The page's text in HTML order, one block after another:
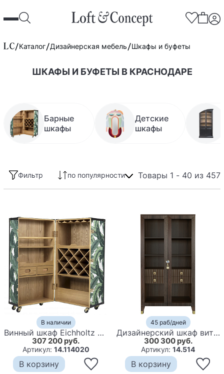
Каталог Дизайнерская мебель Шкафы и буфеты
ШКАФЫ И БУФЕТЫ В КРАСНОДАРЕ
Барные
шкафы
Детские
шкафы
Фильтр по популярности Товары 1 - 40 из 457
В наличии
Винный шкаф Eichholtz Wine Cabinet Martini Bianco Tropical
307 200 руб.
Артикул: 14.114020
В корзину
45 раб/дней
Дизайнерский шкаф витрина Elsa Dreams Walnut с 4-мя ящиками
300 300 руб.
Артикул:14.514
В корзину